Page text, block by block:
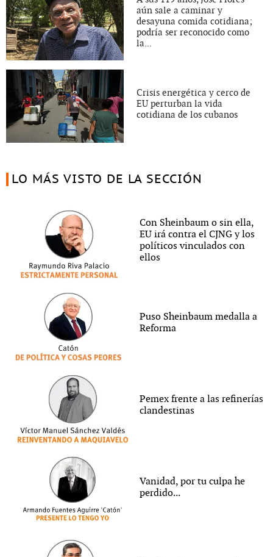
aún sale a caminar y
desayuna comida cotidiana;
podría ser reconocido como
la...
Crisis energética y cerco de
EU perturban la vida
cotidiana de los cubanos
LO MÁS VISTO DE LA SECCIÓN
Con Sheinbaum o sin ella,
EU irá contra el CJNG y los
políticos vinculados con
ellos
Puso Sheinbaum medalla a
Reforma
Pemex frente a las refinerías
clandestinas
Vanidad, por tu culpa he
perdido...